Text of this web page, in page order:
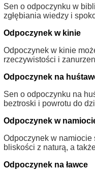
Sen o odpoczynku w
zgłębiania wiedzy i
Odpoczynek w kinie
Odpoczynek w kinie
rzeczywistości i
Odpoczynek na
Sen o odpoczynku na
beztroski i powrotu do
Odpoczynek w
Odpoczynek w namiocie
bliskości z naturą, a
Odpoczynek na ławce